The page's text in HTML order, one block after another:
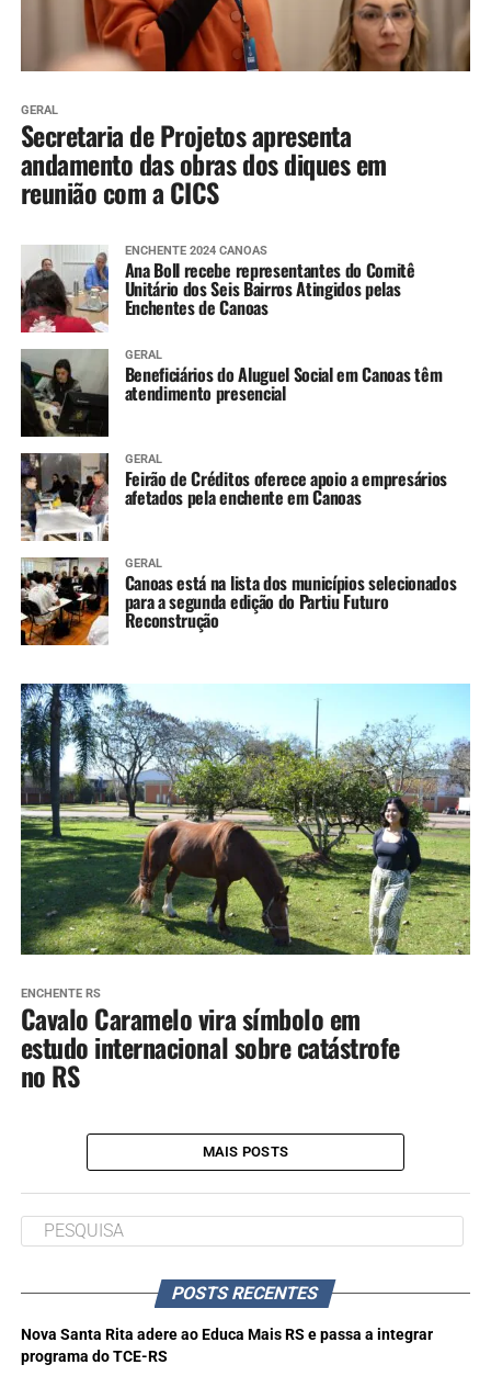
GERAL
Secretaria de Projetos apresenta
andamento das obras dos diques em
reunião com a CICS
ENCHENTE 2024 CANOAS
Ana Boll recebe representantes do Comitê
Unitário dos Seis Bairros Atingidos pelas
Enchentes de Canoas
GERAL
Beneficiários do Aluguel Social em Canoas têm
atendimento presencial
GERAL
Feirão de Créditos oferece apoio a empresários
afetados pela enchente em Canoas
GERAL
Canoas está na lista dos municípios selecionados
para a segunda edição do Partiu Futuro
Reconstrução
ENCHENTE RS
Cavalo Caramelo vira símbolo em
estudo internacional sobre catástrofe
no RS
MAIS POSTS
POSTS RECENTES
Nova Santa Rita adere ao Educa Mais RS e passa a integrar
programa do TCE-RS